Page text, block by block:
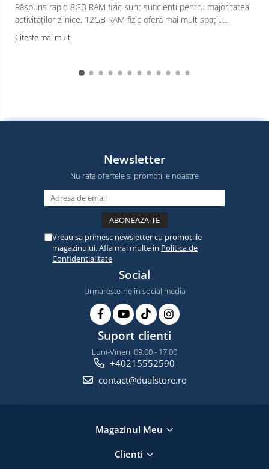
Răspuns rapid 8GB RAM fizic sunt suficienți pentru majoritatea
activităților zilnice. 12GB RAM fizic oferă mai mult spațiu...
Citeste mai mult
Newsletter
Nu rata ofertele si promotiile noastre
Vreau sa primesc newsletter cu promotiile
magazinului. Afla mai multe in Politica de
Confidentialitate
Social
Urmareste-ne in social media
Suport clienti
Luni-Vineri, 09.00 - 17.00
+40215552590
contact@dualstore.ro
Magazinul Meu
Clienti